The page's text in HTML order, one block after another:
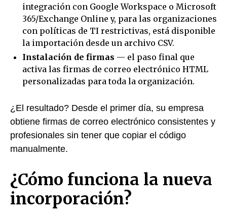
integración con Google Workspace o Microsoft
365/Exchange Online y, para las organizaciones
con políticas de TI restrictivas, está disponible
la importación desde un archivo CSV.
Instalación de firmas — el paso final que
activa las firmas de correo electrónico HTML
personalizadas para toda la organización.
¿El resultado? Desde el primer día, su empresa
obtiene firmas de correo electrónico consistentes y
profesionales sin tener que copiar el código
manualmente.
¿Cómo funciona la nueva
incorporación?